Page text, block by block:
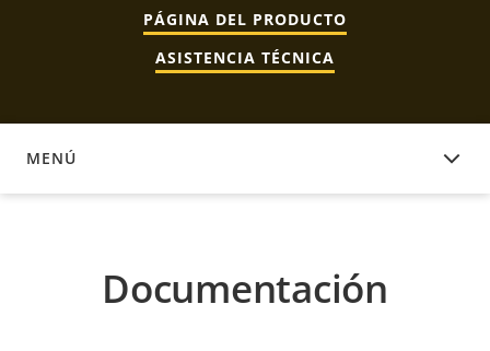
PÁGINA DEL PRODUCTO
ASISTENCIA TÉCNICA
MENÚ
DOCUMENTACIÓN
Documentación